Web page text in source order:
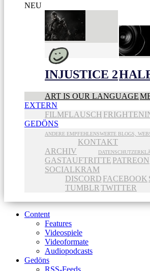
NEU
INJUSTICE 2
ART IS OUR LANGUAGE
EXTERN
FILMFLAUSCH
GEDÖNS
ANDERE EMPFEHLENSWERTE BLOGS,
ARCHIV
KONTAKT
GASTAUFTRITTE PATREON
SOCIALKRAM
DISCORD FACEBOOK
TUMBLR TWITTER
Content
Features
Videospiele
Videoformate
Audiopodcasts
Gedöns